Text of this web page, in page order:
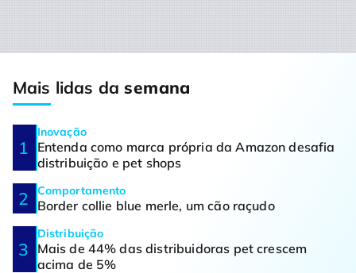
Mais lidas dasemana
Inovação
Entenda como marca própria da Amazon desafia
distribuição e pet shops
Comportamento
Border collie blue merle, um cão raçudo
Distribuição
Mais de 44% das distribuidoras pet crescem
acima de 5%